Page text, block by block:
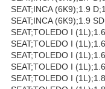
SEAT;INCA (6K9);1.9
SEAT;INCA (6K9);1.9
SEAT;TOLEDO I
SEAT;TOLEDO I
SEAT;TOLEDO I
SEAT;TOLEDO I
SEAT;TOLEDO I